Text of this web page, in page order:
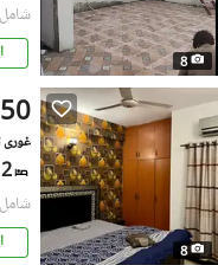
8
شامل
8
50 ہزار
غوری ٹاؤن
2
شامل